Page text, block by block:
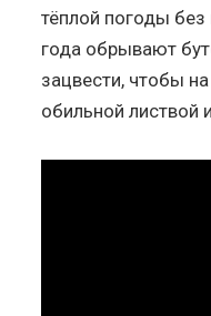
тёплой погоды
года обрывают
зацвести, чтобы
обильной листвой